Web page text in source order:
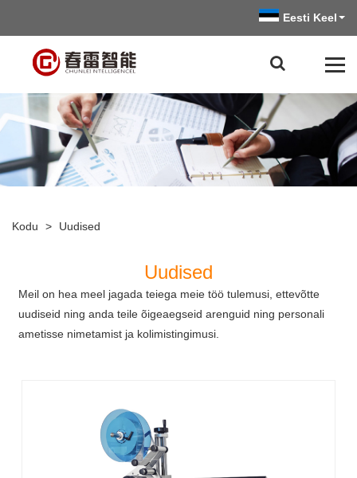
Eesti Keel
Kodu > Uudised
Uudised
Meil on hea meel jagada teiega meie töö tulemusi, ettevõtte
uudiseid ning anda teile õigeaegseid arenguid ning personali
ametisse nimetamist ja kolimistingimusi.